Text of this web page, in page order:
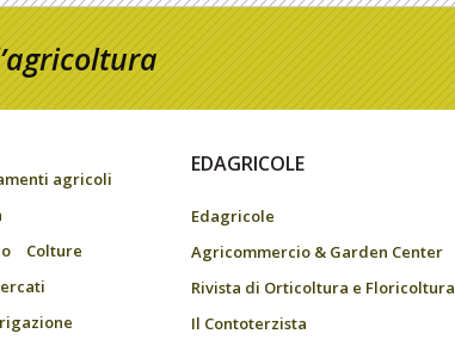
agricoli
Colture
EDAGRICOLE
Edagricole
Agricommercio & Garden Center
Rivista di Orticoltura e Floricoltura
Il Contoterzista